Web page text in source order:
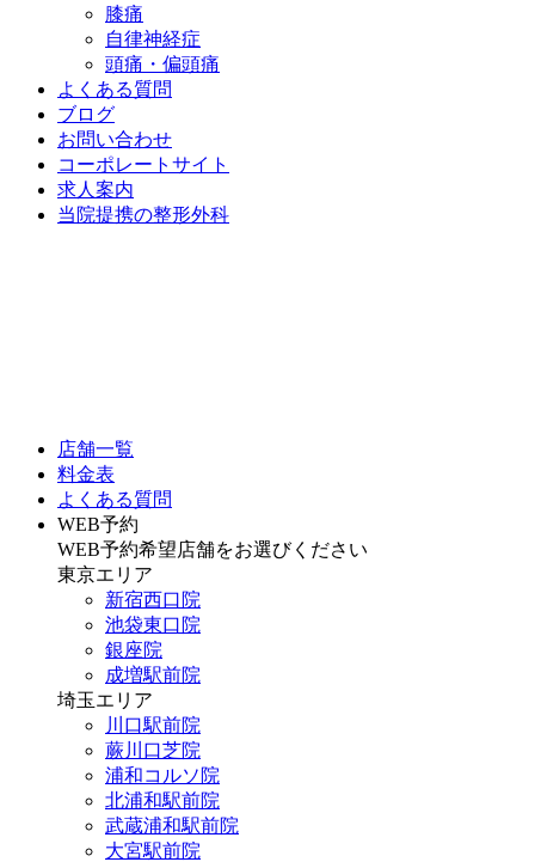
膝痛
自律神経症
頭痛・偏頭痛
よくある質問
ブログ
お問い合わせ
コーポレートサイト
求人案内
当院提携の整形外科
店舗一覧
料金表
よくある質問
WEB予約
WEB予約希望店舗をお選びください
東京エリア
新宿西口院
池袋東口院
銀座院
成増駅前院
埼玉エリア
川口駅前院
蕨川口芝院
浦和コルソ院
北浦和駅前院
武蔵浦和駅前院
大宮駅前院